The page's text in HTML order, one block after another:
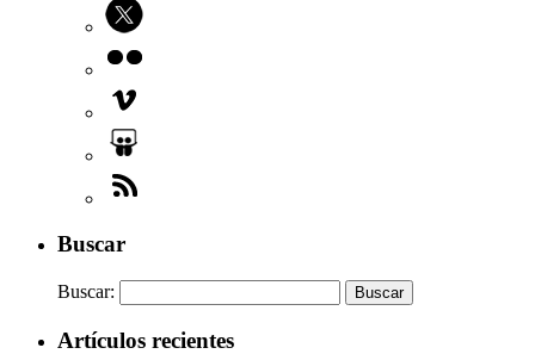
Buscar
Buscar:
Artículos recientes